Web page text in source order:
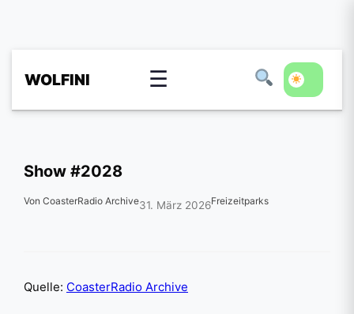
WOLFINI ☰
Show #2028
Von CoasterRadio Archive31. März 2026Freizeitparks
Quelle: CoasterRadio Archive